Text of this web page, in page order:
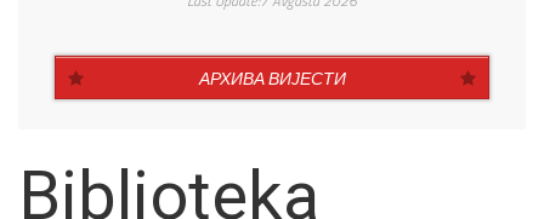
АРХИВА ВИЈЕСТИ
Biblioteka